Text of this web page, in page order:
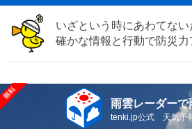
いざという時にあわてない
確かな情報と行動で防災力
雨雲レーダーで
tenki.jp公式 天気予